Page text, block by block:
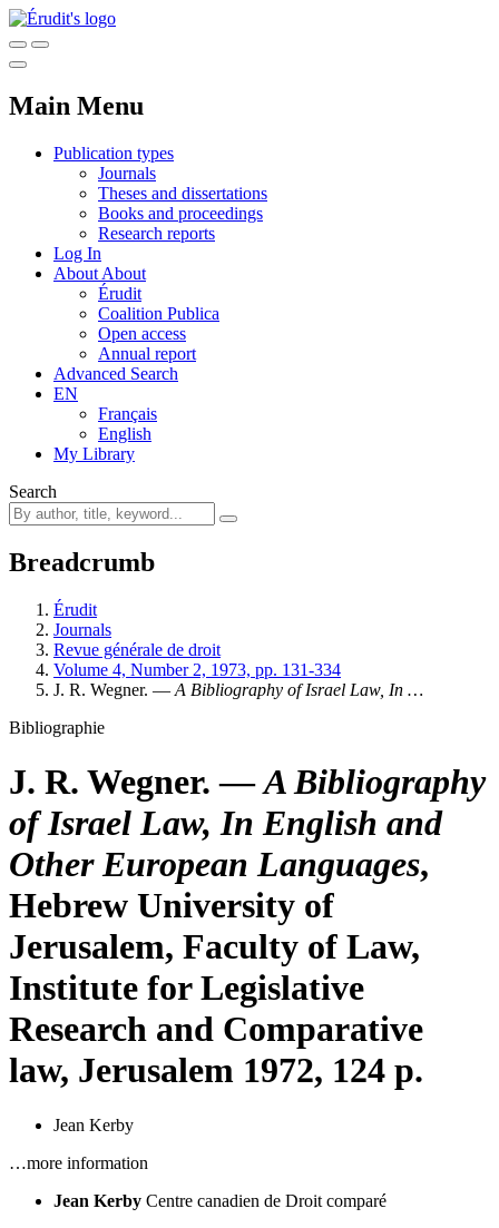
Main Menu
Publication types
Journals
Theses and dissertations
Books and proceedings
Research reports
Log In
About About
Érudit
Coalition Publica
Open access
Annual report
Advanced Search
EN
Français
English
My Library
Search
Breadcrumb
Érudit
Journals
Revue générale de droit
Volume 4, Number 2, 1973, pp. 131-334
J. R. Wegner. — A Bibliography of Israel Law, In …
Bibliographie
J. R. Wegner. —A Bibliography
of Israel Law, In English and
Other European Languages,
Hebrew University of
Jerusalem, Faculty of Law,
Institute for Legislative
Research and Comparative
law, Jerusalem 1972, 124 p.
Jean Kerby
…more information
Jean Kerby Centre canadien de Droit comparé